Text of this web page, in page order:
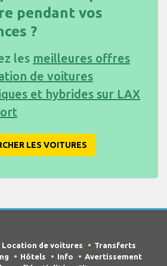
pendant vos
?
les meilleures offres
de voitures
et hybrides sur LAX
LES VOITURES
Location de voitures
Transferts
Hôtels Info
Avertissement